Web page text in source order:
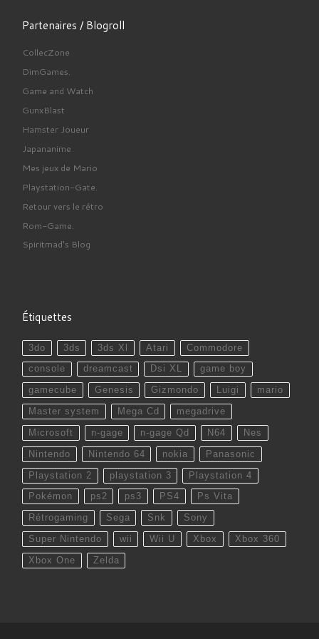
Partenaires / Blogroll
CollecZone
DimGames.
Game and Watch
GunxBlast
Hamster Joueur
Japananime
Mes jeux de Mario
Playstation-Gate.
Retour vers le rétro
Rom-Game.
Spiritmad's Blog
Étiquettes
3do 3ds 3ds Xl Atari Commodore
console dreamcast Dsi XL game boy
gamecube Genesis Gizmondo Luigi mario
Master system Mega Cd megadrive
Microsoft n-gage n-gage Qd N64 Nes
Nintendo Nintendo 64 nokia Panasonic
Playstation 2 playstation 3 Playstation 4
Pokémon ps2 ps3 PS4 Ps Vita
Rétrogaming Sega Snk Sony
Super Nintendo wii Wii U Xbox Xbox 360
Xbox One Zelda